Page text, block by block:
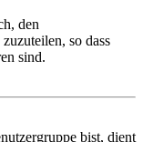
den
so dass
sind.
bist, dient